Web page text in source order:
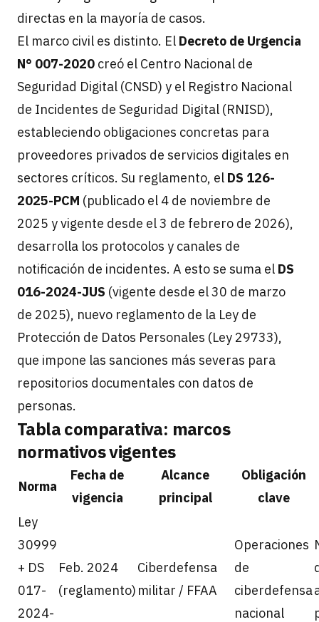
directas en la mayoría de casos.
El marco civil es distinto. El Decreto de Urgencia
N° 007-2020 creó el Centro Nacional de
Seguridad Digital (CNSD) y el Registro Nacional
de Incidentes de Seguridad Digital (RNISD),
estableciendo obligaciones concretas para
proveedores privados de servicios digitales en
sectores críticos. Su reglamento, el DS 126-
2025-PCM (publicado el 4 de noviembre de
2025 y vigente desde el 3 de febrero de 2026),
desarrolla los protocolos y canales de
notificación de incidentes. A esto se suma el DS
016-2024-JUS (vigente desde el 30 de marzo
de 2025), nuevo reglamento de la Ley de
Protección de Datos Personales (Ley 29733),
que impone las sanciones más severas para
repositorios documentales con datos de
personas.
Tabla comparativa: marcos
normativos vigentes
Norma
Fecha de
vigencia
Alcance
principal
Obligación
clave
Ley
30999
+ DS
017-
2024-
Feb. 2024
(reglamento)
Ciberdefensa
militar / FFAA
Operaciones
de
ciberdefensa
nacional